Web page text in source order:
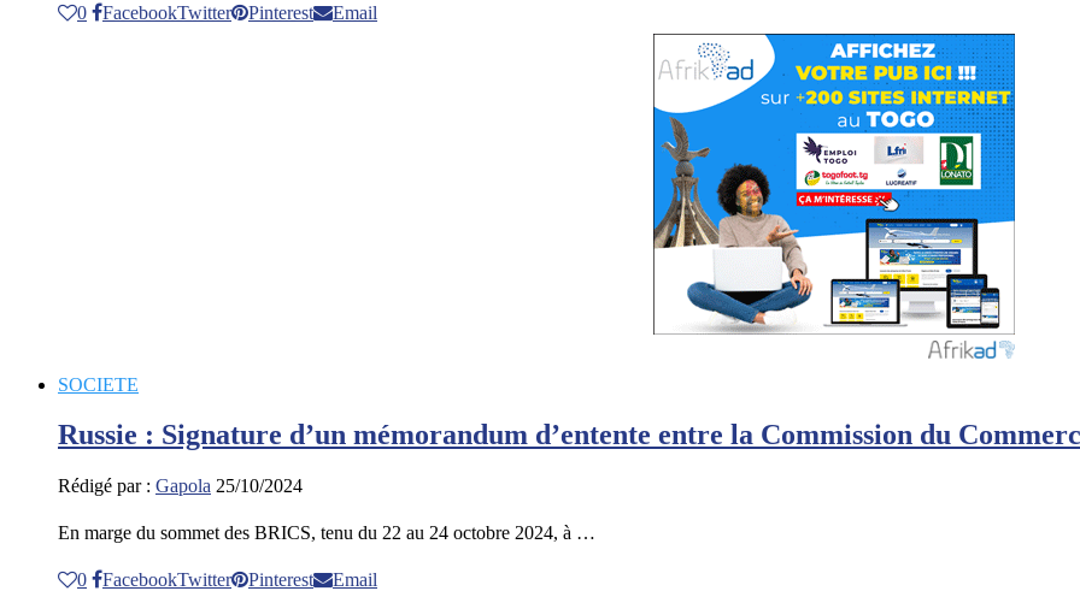
0 FacebookTwitter Pinterest Email
SOCIETE
Russie : Signature d’un mémorandum d’entente entre la Commission du
Rédigé par : Gapola 25/10/2024
En marge du sommet des BRICS, tenu du 22 au 24 octobre 2024, à …
0 FacebookTwitter Pinterest Email